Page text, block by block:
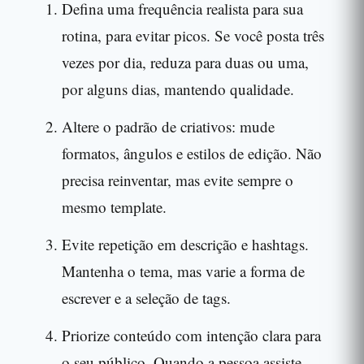
Defina uma frequência realista para sua
rotina, para evitar picos. Se você posta três
vezes por dia, reduza para duas ou uma,
por alguns dias, mantendo qualidade.
Altere o padrão de criativos: mude
formatos, ângulos e estilos de edição. Não
precisa reinventar, mas evite sempre o
mesmo template.
Evite repetição em descrição e hashtags.
Mantenha o tema, mas varie a forma de
escrever e a seleção de tags.
Priorize conteúdo com intenção clara para